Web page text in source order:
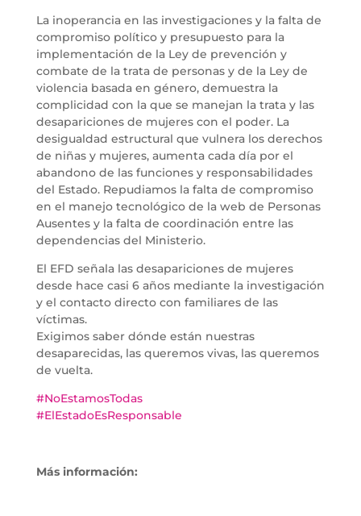
La inoperancia en las investigaciones y la falta de
compromiso político y presupuesto para la
implementación de la Ley de prevención y
combate de la trata de personas y de la Ley de
violencia basada en género, demuestra la
complicidad con la que se manejan la trata y las
desapariciones de mujeres con el poder. La
desigualdad estructural que vulnera los derechos
de niñas y mujeres, aumenta cada día por el
abandono de las funciones y responsabilidades
del Estado. Repudiamos la falta de compromiso
en el manejo tecnológico de la web de Personas
Ausentes y la falta de coordinación entre las
dependencias del Ministerio.
El EFD señala las desapariciones de mujeres
desde hace casi 6 años mediante la investigación
y el contacto directo con familiares de las
víctimas.
Exigimos saber dónde están nuestras
desaparecidas, las queremos vivas, las queremos
de vuelta.
#NoEstamosTodas
#ElEstadoEsResponsable
Más información: